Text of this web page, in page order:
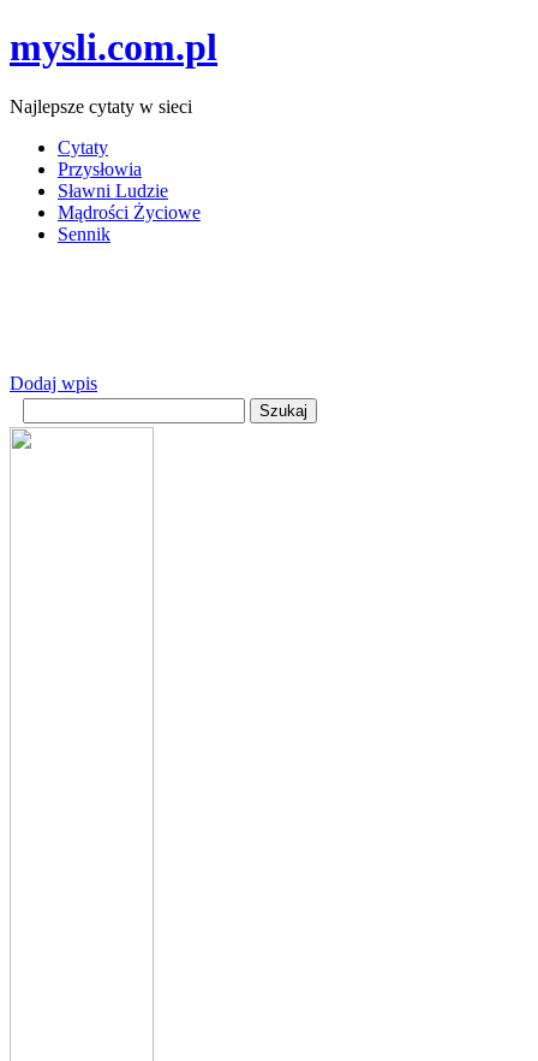
mysli.com.pl
Najlepsze cytaty w sieci
Cytaty
Przysłowia
Sławni Ludzie
Mądrości Życiowe
Sennik
Dodaj wpis